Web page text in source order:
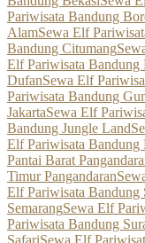
Pariwisata Bandung
AlamSewa Elf
Bandung Citumang
Elf Pariwisata Bandung
DufanSewa Elf
Pariwisata Bandung
JakartaSewa Elf
Bandung Jungle Land
Elf Pariwisata Bandung
Pantai Barat
Timur Pangandaran
Elf Pariwisata Bandung
SemarangSewa Elf
Pariwisata Bandung